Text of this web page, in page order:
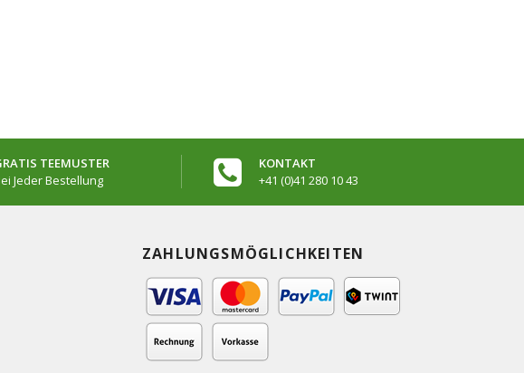
TEEMUSTER
Jeder Bestellung
KONTAKT
+41 (0)41 280 10 43
ZAHLUNGSMÖGLICHKEITEN